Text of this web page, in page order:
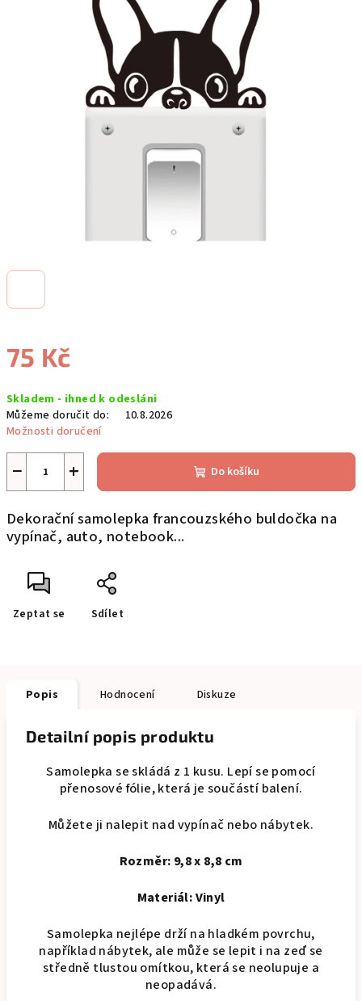
75 Kč
cena:
Skladem - ihned k odesláni
Můžeme doručit do:
10.8.2026
Možnosti doručení
+
− Do košíku
Dekorační samolepka francouzského buldočka na
vypínač, auto, notebook...
Zeptat se Sdílet
Popis Hodnocení Diskuze
Detailní popis produktu
Samolepka se skládá z 1 kusu. Lepí se pomocí
přenosové fólie, která je součástí balení.
Můžete ji nalepit nad vypínač nebo nábytek.
Rozměr: 9,8 x 8,8 cm
Materiál: Vinyl
Samolepka nejlépe drží na hladkém povrchu,
například nábytek, ale může se lepit i na zeď se
středně tlustou omítkou, která se neolupuje a
neopadává.